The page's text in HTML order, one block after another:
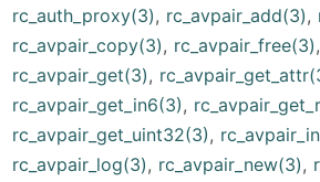
rc_auth_proxy(3), rc_avpair_add(3),
rc_avpair_copy(3), rc_avpair_free(3),
rc_avpair_get(3),
rc_avpair_get_in6(3),
rc_avpair_get_uint32(3),
rc_avpair_log(3), rc_avpair_new(3),